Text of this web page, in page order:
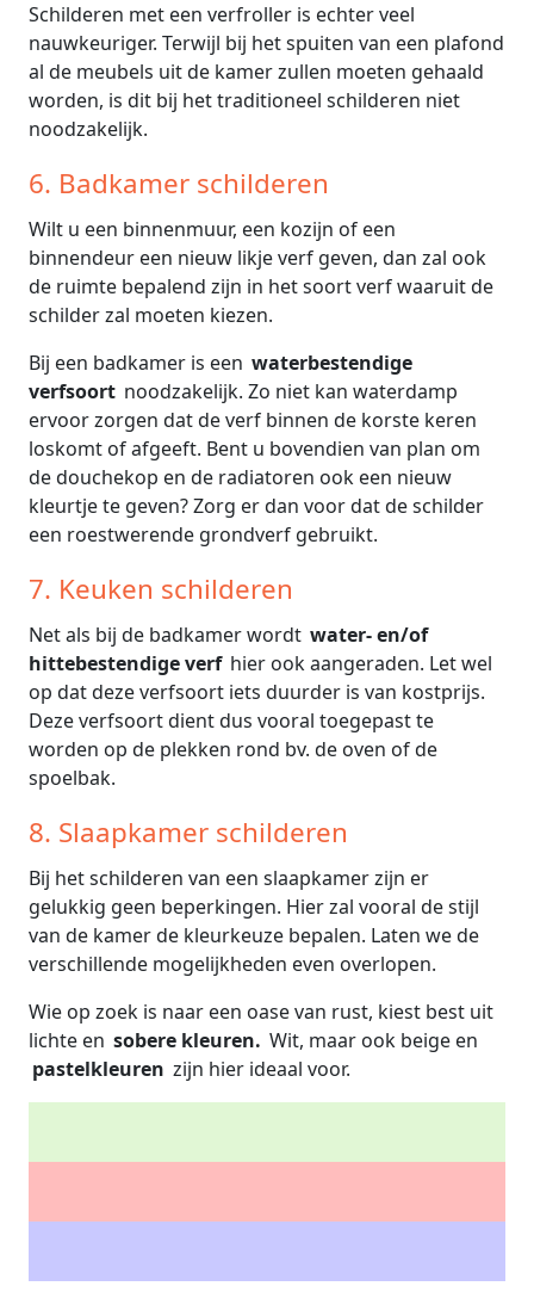
Schilderen met een verfroller is echter veel
nauwkeuriger. Terwijl bij het spuiten van een plafond
al de meubels uit de kamer zullen moeten gehaald
worden, is dit bij het traditioneel schilderen niet
noodzakelijk.
6. Badkamer schilderen
Wilt u een binnenmuur, een kozijn of een
binnendeur een nieuw likje verf geven, dan zal ook
de ruimte bepalend zijn in het soort verf waaruit de
schilder zal moeten kiezen.
Bij een badkamer is een waterbestendige
verfsoort noodzakelijk. Zo niet kan waterdamp
ervoor zorgen dat de verf binnen de korste keren
loskomt of afgeeft. Bent u bovendien van plan om
de douchekop en de radiatoren ook een nieuw
kleurtje te geven? Zorg er dan voor dat de schilder
een roestwerende grondverf gebruikt.
7. Keuken schilderen
Net als bij de badkamer wordt water- en/of
hittebestendige verf hier ook aangeraden. Let wel
op dat deze verfsoort iets duurder is van kostprijs.
Deze verfsoort dient dus vooral toegepast te
worden op de plekken rond bv. de oven of de
spoelbak.
8. Slaapkamer schilderen
Bij het schilderen van een slaapkamer zijn er
gelukkig geen beperkingen. Hier zal vooral de stijl
van de kamer de kleurkeuze bepalen. Laten we de
verschillende mogelijkheden even overlopen.
Wie op zoek is naar een oase van rust, kiest best uit
lichte en sobere kleuren. Wit, maar ook beige en
pastelkleuren zijn hier ideaal voor.